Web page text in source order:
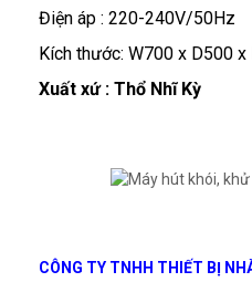
Điện áp : 220-240V/50Hz
Kích thước: W700 x D500
Xuất xứ : Thổ Nhĩ Kỳ
CÔNG TY TNHH THIẾT BỊ